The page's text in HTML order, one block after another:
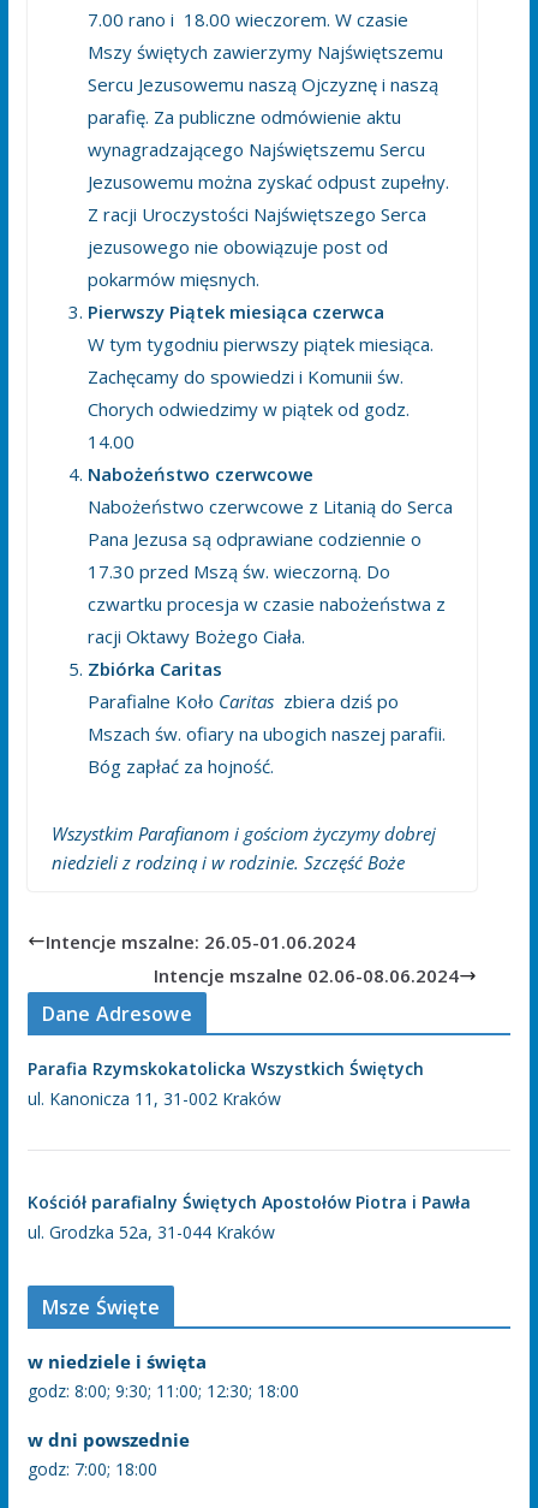
7.00 rano i 18.00 wieczorem. W czasie
Mszy świętych zawierzymy Najświętszemu
Sercu Jezusowemu naszą Ojczyznę i naszą
parafię. Za publiczne odmówienie aktu
wynagradzającego Najświętszemu Sercu
Jezusowemu można zyskać odpust zupełny.
Z racji Uroczystości Najświętszego Serca
jezusowego nie obowiązuje post od
pokarmów mięsnych.
Pierwszy Piątek miesiąca czerwca
W tym tygodniu pierwszy piątek miesiąca.
Zachęcamy do spowiedzi i Komunii św.
Chorych odwiedzimy w piątek od godz.
14.00
Nabożeństwo czerwcowe
Nabożeństwo czerwcowe z Litanią do Serca
Pana Jezusa są odprawiane codziennie o
17.30 przed Mszą św. wieczorną. Do
czwartku procesja w czasie nabożeństwa z
racji Oktawy Bożego Ciała.
Zbiórka Caritas
Parafialne Koło Caritas zbiera dziś po
Mszach św. ofiary na ubogich naszej parafii.
Bóg zapłać za hojność.
Wszystkim Parafianom i gościom życzymy dobrej
niedzieli z rodziną i w rodzinie. Szczęść Boże
Intencje mszalne: 26.05-01.06.2024
Intencje mszalne 02.06-08.06.2024
Dane Adresowe
Parafia Rzymskokatolicka Wszystkich Świętych
ul. Kanonicza 11, 31-002 Kraków
Kościół parafialny Świętych Apostołów Piotra i Pawła
ul. Grodzka 52a, 31-044 Kraków
Msze Święte
w niedziele i święta
godz: 8:00; 9:30; 11:00; 12:30; 18:00
w dni powszednie
godz: 7:00; 18:00